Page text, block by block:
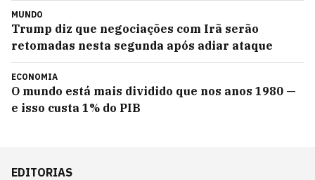
MUNDO
Trump diz que negociações com Irã serão
retomadas nesta segunda após adiar ataque
ECONOMIA
O mundo está mais dividido que nos anos 1980 —
e isso custa 1% do PIB
EDITORIAS